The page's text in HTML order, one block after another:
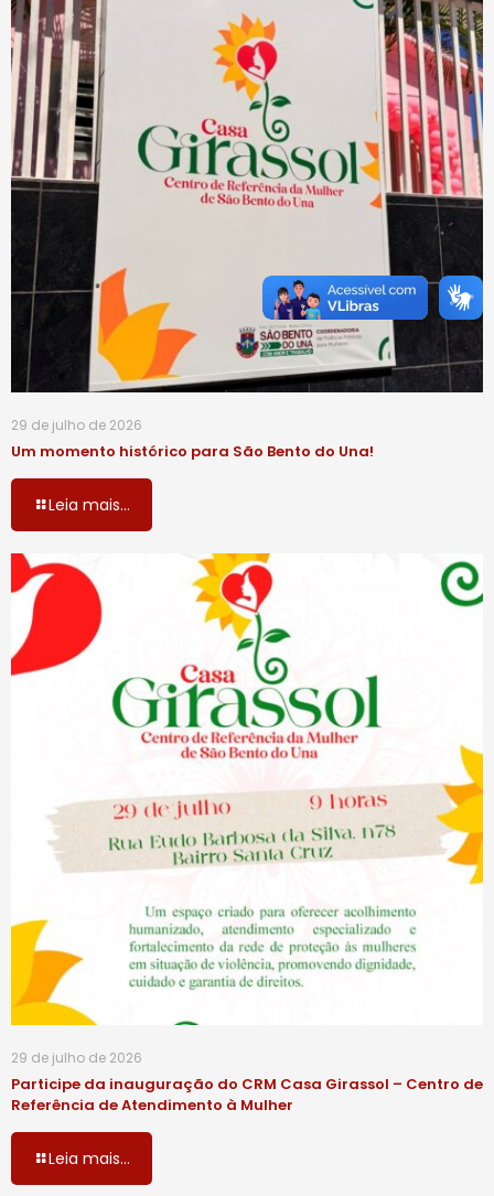
29 de julho de 2026
Um momento histórico para São Bento do Una!
Leia mais...
29 de julho de 2026
Participe da inauguração do CRM Casa Girassol – Centro de
Referência de Atendimento à Mulher
Leia mais...